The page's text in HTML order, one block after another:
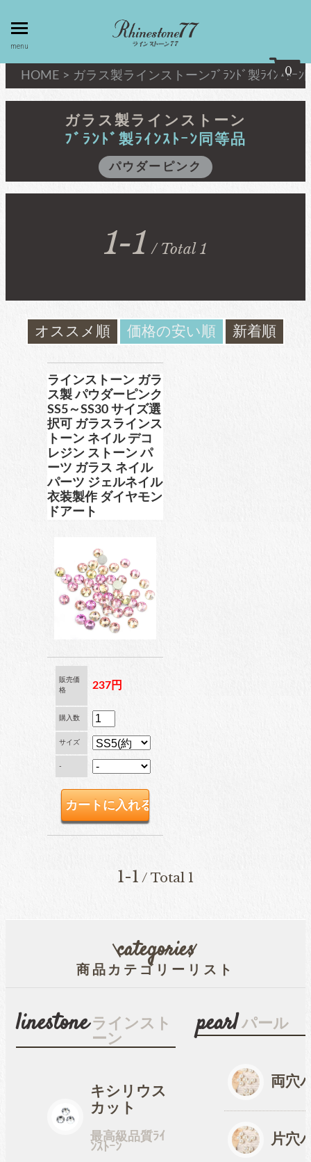
toggle
menu
menu
0
my page
マイページ
個人情報取
扱
contact
blog
ブログ
linestone ラインストーン
キシリウスカット
最高級品質ﾗｲﾝｽﾄｰﾝ
ガラスラインストーン
ﾌﾞﾗﾝﾄﾞ製ﾗｲﾝｽﾄｰﾝ同等品
チャトン
ﾌﾞﾗﾝﾄﾞ製ﾗｲﾝｽﾄｰﾝ同等品
アクリルラインストーン
パールラインストーン
卸専用ラインストーン
納期4週間前後
pearl
穴なしパール
コットン風アクリルパー
fave
HOME > ガラス製ラインストーンﾌﾞﾗﾝﾄﾞ製ﾗｲﾝｽﾄｰﾝ
ガラス製ラインストーン
ﾌﾞﾗﾝﾄﾞ製ﾗｲﾝｽﾄｰﾝ同等品
パウダーピンク
1-1 / Total 1
オススメ順 価格の安い順 新着順
ラインストーン ガラ
ス製 パウダーピンク
SS5～SS30 サイズ選
択可 ガラスラインス
トーン ネイル デコ
レジン ストーン パ
ーツ ガラス ネイル
パーツ ジェルネイル
衣装製作 ダイヤモン
ドアート
販売価
格
237円
購入数
サイズ
-
1-1 / Total 1
categories
商品カテゴリーリスト
linestone ラインスト
ーン
キシリウス
カット
最高級品質ﾗｲ
ﾝｽﾄｰﾝ
pearl パール
両穴
片穴